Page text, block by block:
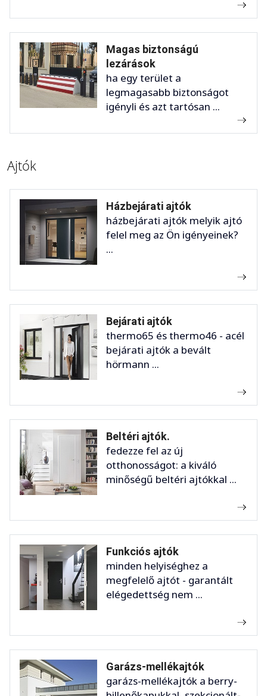
Magas biztonságú
lezárások
ha egy terület a
legmagasabb biztonságot
igényli és azt tartósan ...
Ajtók
Házbejárati ajtók
házbejárati ajtók melyik ajtó
felel meg az Ön igényeinek?
...
Bejárati ajtók
thermo65 és thermo46 - acél
bejárati ajtók a bevált
hörmann ...
Beltéri ajtók.
fedezze fel az új
otthonosságot: a kiváló
minőségű beltéri ajtókkal ...
Funkciós ajtók
minden helyiséghez a
megfelelő ajtót - garantált
elégedettség nem ...
Garázs-mellékajtók
garázs-mellékajtók a berry-